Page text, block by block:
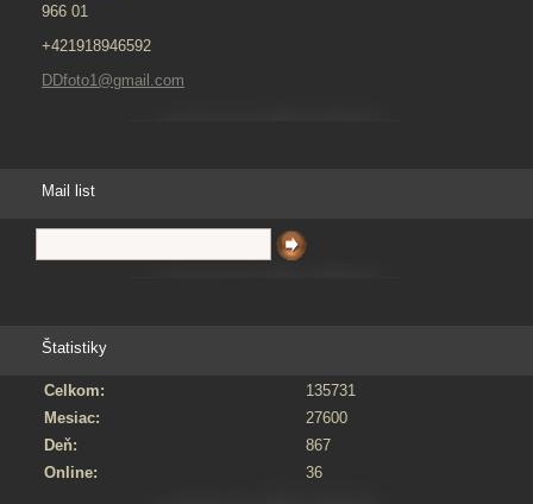
966 01
+421918946592
DDfoto1@gmail.com
Mail list
Štatistiky
Online: 36
Celkom:
135731
Mesiac:
27600
Deň:
867